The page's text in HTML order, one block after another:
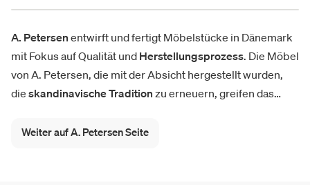
A. Petersen entwirft und fertigt Möbelstücke in Dänemark
mit Fokus auf Qualität und Herstellungsprozess. Die Möbel
von A. Petersen, die mit der Absicht hergestellt wurden,
die skandinavische Tradition zu erneuern, greifen das
lange halten. Von den beliebtesten Klassikern bis zu den
Weiter auf A. Petersen Seite